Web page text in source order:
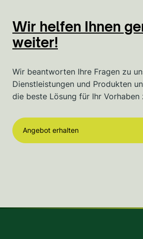
Wir helfen Ihnen
weiter!
Wir beantworten Ihre Fragen zu
Dienstleistungen und Produkten
die beste Lösung für Ihr Vorhaben
Angebot erhalten